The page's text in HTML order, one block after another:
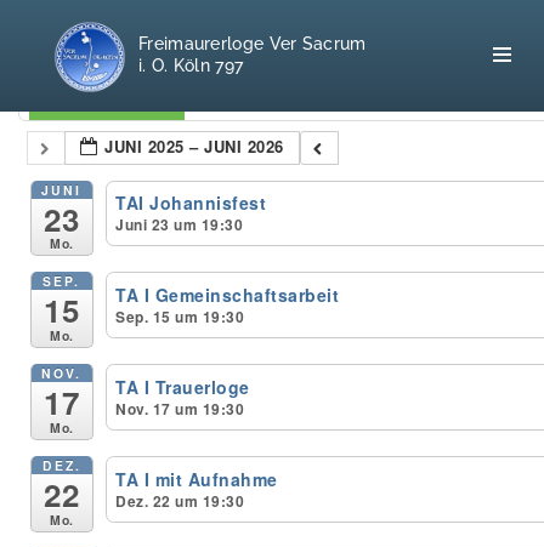
Home
Freimaurerei
100 F.A.Q.
Leitgedanken
Loge
Selbstverständnis
Freimaurerloge Ver Sacrum
i. O. Köln 797
Kategorien
JUNI 2025 – JUNI 2026
JUNI
23
Mo.
TAI Johannisfest
Juni 23 um 19:30
SEP.
15
Mo.
TA I Gemeinschaftsarbeit
Sep. 15 um 19:30
NOV.
17
Mo.
TA I Trauerloge
Nov. 17 um 19:30
DEZ.
22
Mo.
TA I mit Aufnahme
Dez. 22 um 19:30